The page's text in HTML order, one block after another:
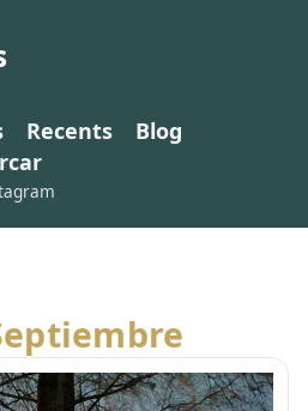
Recents
Blog